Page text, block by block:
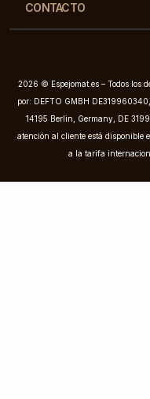
CONTACTO
2026 © Espejomat.es – Todos los
por: DEFTO GMBH
14195 Berlin, Germany, DE
atención al cliente está disponible
a la tarifa